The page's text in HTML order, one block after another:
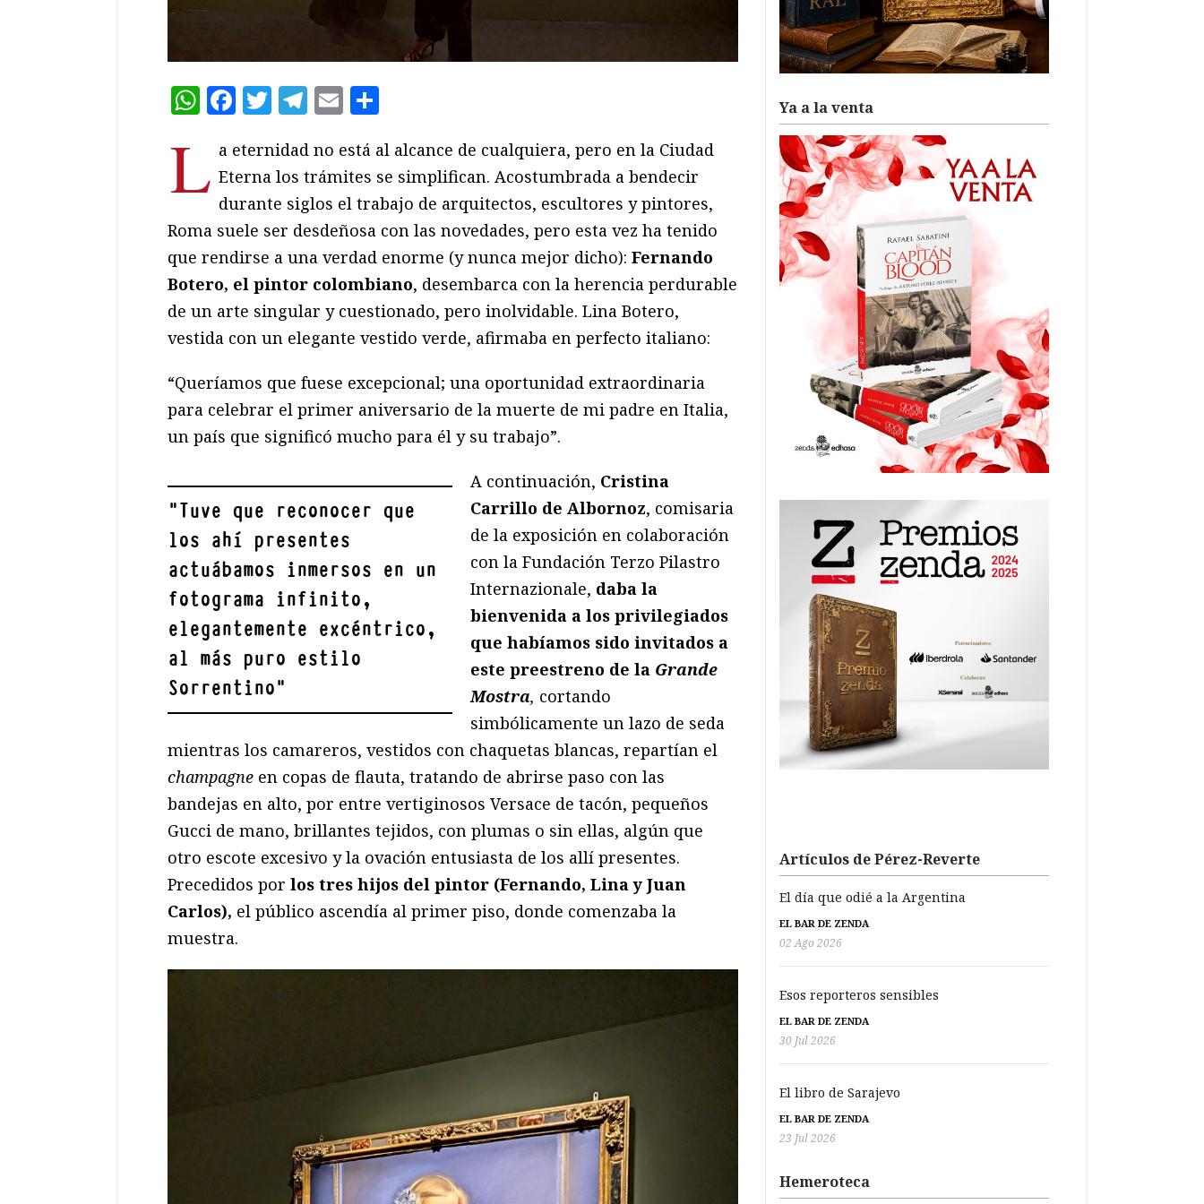
WhatsApp
Facebook
Twitter
Telegram
Email
L a eternidad no está al alcance de cualquiera, pero en la Ciudad
Eterna los trámites se simplifican. Acostumbrada a bendecir
durante siglos el trabajo de arquitectos, escultores y pintores,
Roma suele ser desdeñosa con las novedades, pero esta vez ha tenido
que rendirse a una verdad enorme (y nunca mejor dicho): Fernando
Botero, el pintor colombiano, desembarca con la herencia perdurable
de un arte singular y cuestionado, pero inolvidable. Lina Botero,
vestida con un elegante vestido verde, afirmaba en perfecto italiano:
“Queríamos que fuese excepcional; una oportunidad extraordinaria
para celebrar el primer aniversario de la muerte de mi padre en Italia,
un país que significó mucho para él y su trabajo”.
"Tuve que reconocer que
los ahí presentes
actuábamos inmersos en un
fotograma infinito,
elegantemente excéntrico,
al más puro estilo
Sorrentino"
A continuación, Cristina
Carrillo de Albornoz, comisaria
de la exposición en colaboración
con la Fundación Terzo Pilastro
Internazionale, daba la
bienvenida a los privilegiados
que habíamos sido invitados a
este preestreno de la Grande
Mostra, cortando
simbólicamente un lazo de seda
mientras los camareros, vestidos con chaquetas blancas, repartían el
champagne en copas de flauta, tratando de abrirse paso con las
bandejas en alto, por entre vertiginosos Versace de tacón, pequeños
Gucci de mano, brillantes tejidos, con plumas o sin ellas, algún que
otro escote excesivo y la ovación entusiasta de los allí presentes.
Precedidos por los tres hijos del pintor (Fernando, Lina y Juan
Carlos), el público ascendía al primer piso, donde comenzaba la
muestra.
Ya a la venta
Artículos de Pérez-Reverte
El día que odié a la Argentina
EL BAR DE ZENDA
02 Ago 2026
Esos reporteros sensibles
EL BAR DE ZENDA
30 Jul 2026
El libro de Sarajevo
EL BAR DE ZENDA
23 Jul 2026
Hemeroteca